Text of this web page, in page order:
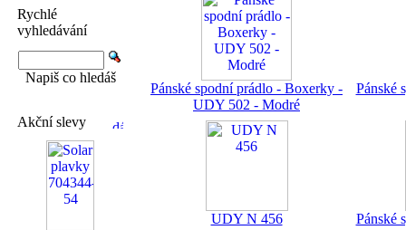
Rychlé
vyhledávání
Napiš co hledáš
Akční slevy
Pánské spodní prádlo - Boxerky -
UDY 502 - Modré
Pánské
UDY N 456 Pánské